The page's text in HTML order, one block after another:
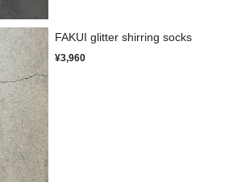
FAKUI glitter shirring socks
¥3,960